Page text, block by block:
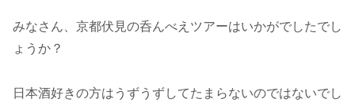
みなさん、京都伏見の呑んべえツアーはいかがでしたでし
ょうか？
日本酒好きの方はうずうずしてたまらないのではないでし